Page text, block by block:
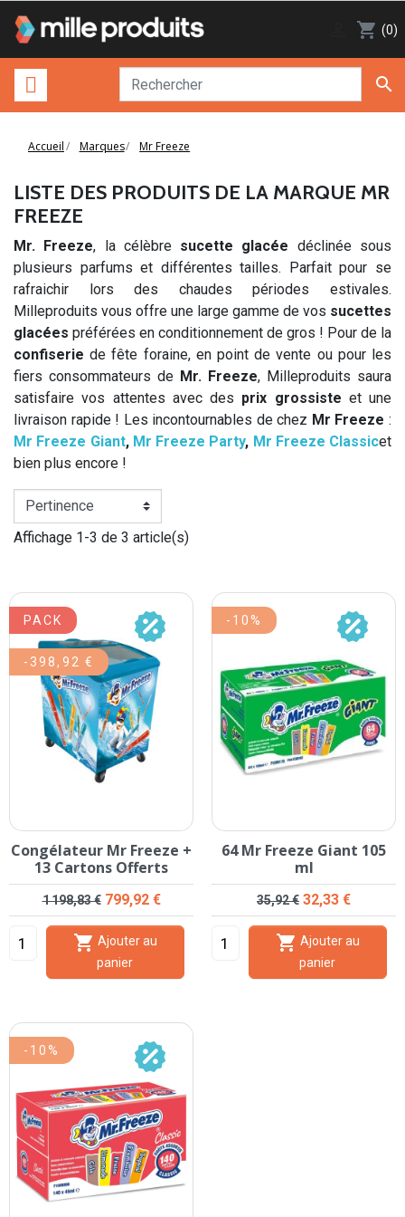
shopping_cart (0)

Accueil Marques Mr Freeze
LISTE DES PRODUITS DE LA MARQUE MR
FREEZE
Mr. Freeze, la célèbresucette glacée déclinée sous
plusieurs parfums et différentes tailles. Parfait pour se
rafraichir lors des chaudes périodes estivales.
Milleproduits vous offre une large gamme de vos sucettes
glacées préférées en conditionnement de gros ! Pour de la
confiserie de fête foraine, en point de vente ou pour les
fiers consommateurs de Mr. Freeze, Milleproduits saura
satisfaire vos attentes avec des prix grossiste et une
livraison rapide ! Les incontournables de chez Mr Freeze :
Mr Freeze Giant, Mr Freeze Party, Mr Freeze Classicet
bien plus encore !
Affichage 1-3 de 3 article(s)
Congélateur Mr Freeze +
13 Cartons Offerts
Prix de base
1 198,83 € Prix
799,92 €

panier
PACK
-398,92 €
64 Mr Freeze Giant 105
ml
Prix de base
35,92 € Prix
32,33 €

panier
-10%
-10%